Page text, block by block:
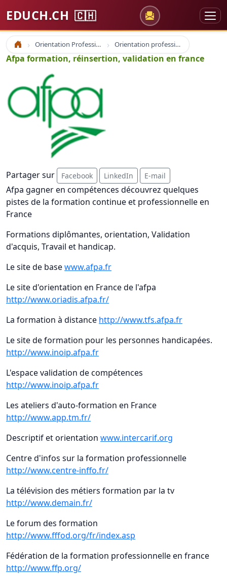
EDUCH.CH 🇨🇭
Accueil Orientation Professionnelle Orientation professionnelle et professionnel
Afpa formation, réinsertion, validation en france
Partager sur Facebook LinkedIn E-mail
Afpa gagner en compétences découvrez quelques
pistes de la formation continue et professionnelle en
France
Formations diplômantes, orientation, Validation
d'acquis, Travail et handicap.
Le site de basewww.afpa.fr
Le site d'orientation en France de l'afpa
http://www.oriadis.afpa.fr/
La formation à distance http://www.tfs.afpa.fr
Le site de formation pour les personnes handicapées.
http://www.inoip.afpa.fr
L'espace validation de compétences
http://www.inoip.afpa.fr
Les ateliers d'auto-formation en France
http://www.app.tm.fr/
Descriptif et orientation www.intercarif.org
Centre d'infos sur la formation professionnelle
http://www.centre-inffo.fr/
La télévision des métiers formation par la tv
http://www.demain.fr/
Le forum des formation
http://www.fffod.org/fr/index.asp
Fédération de la formation professionnelle en france
http://www.ffp.org/